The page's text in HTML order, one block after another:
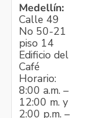
Medellín:
Calle 49
No 50-21
piso 14
Edificio del
Café
Horario:
8:00 a.m. –
12:00 m. y
2:00 p.m. –